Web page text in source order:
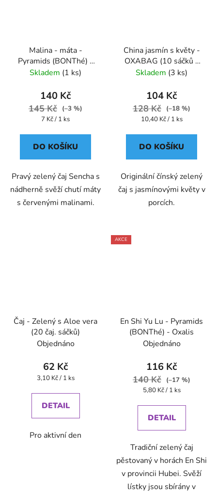
Malina - máta -
Pyramids (BONThé) -
Oxalis
Skladem (1 ks)
140 Kč
145 Kč
(–3 %)
Měrná
7 Kč / 1 ks
DO KOŠÍKU
Pravý zelený čaj Sencha s
nádherně svěží chutí máty
s červenými malinami.
China jasmín s květy -
OXABAG (10 sáčků x
4g) - Oxalis
Skladem (3 ks)
104 Kč
128 Kč
(–18 %)
Měrná
10,40 Kč / 1 ks
DO KOŠÍKU
Originální čínský zelený
čaj s jasmínovými květy v
porcích.
Čaj - Zelený s Aloe vera
(20 čaj. sáčků)
Objednáno
62 Kč
Měrná
3,10 Kč / 1 ks
DETAIL
Pro aktivní den
AKCE
En Shi Yu Lu - Pyramids
(BONThé) - Oxalis
Objednáno
116 Kč
140 Kč
(–17 %)
Měrná
5,80 Kč / 1 ks
DETAIL
Tradiční zelený čaj
pěstovaný v horách En Shi
v provincii Hubei. Svěží
lístky jsou sbírány v